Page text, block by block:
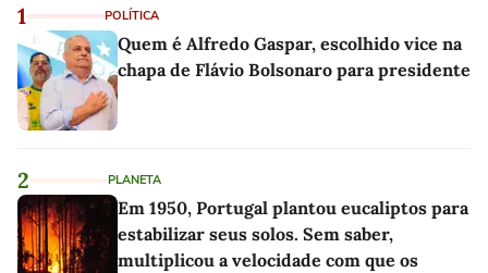
1 POLÍTICA
Quem é Alfredo Gaspar, escolhido vice na
chapa de Flávio Bolsonaro para presidente
2 PLANETA
Em 1950, Portugal plantou eucaliptos para
estabilizar seus solos. Sem saber,
multiplicou a velocidade com que os